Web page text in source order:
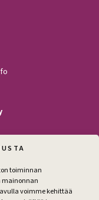
toiminnan
mainonnan
voimme kehittää